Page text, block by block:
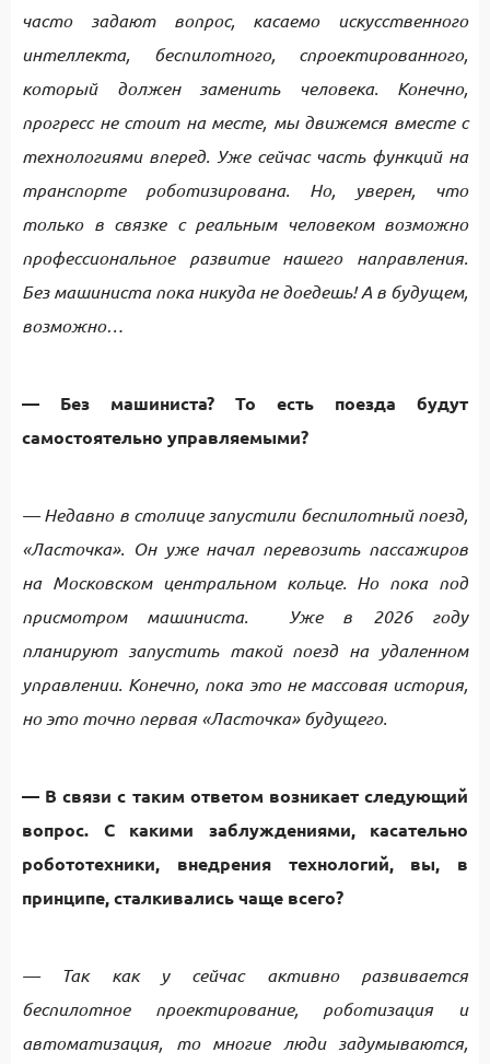
часто задают вопрос, касаемо искусственного
интеллекта, беспилотного, спроектированного,
который должен заменить человека. Конечно,
прогресс не стоит на месте, мы движемся вместе с
технологиями вперед. Уже сейчас часть функций на
транспорте роботизирована. Но, уверен, что
только в связке с реальным человеком возможно
профессиональное развитие нашего направления.
Без машиниста пока никуда не доедешь! А в будущем,
возможно…
— Без машиниста? То есть поезда будут
самостоятельно управляемыми?
— Недавно в столице запустили беспилотный поезд,
«Ласточка». Он уже начал перевозить пассажиров
на Московском центральном кольце. Но пока под
присмотром машиниста. Уже в 2026 году
планируют запустить такой поезд на удаленном
управлении. Конечно, пока это не массовая история,
но это точно первая «Ласточка» будущего.
— В связи с таким ответом возникает следующий
вопрос. С какими заблуждениями, касательно
робототехники, внедрения технологий, вы, в
принципе, сталкивались чаще всего?
— Так как у сейчас активно развивается
беспилотное проектирование, роботизация и
автоматизация, то многие люди задумываются,